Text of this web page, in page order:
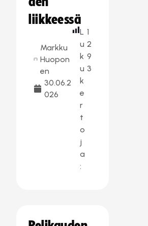
liikkeessä
Markku
Huopon
en
30.06.2
026
L
u
k
u
k
e
r
t
o
j
a
:
1
2
9
3